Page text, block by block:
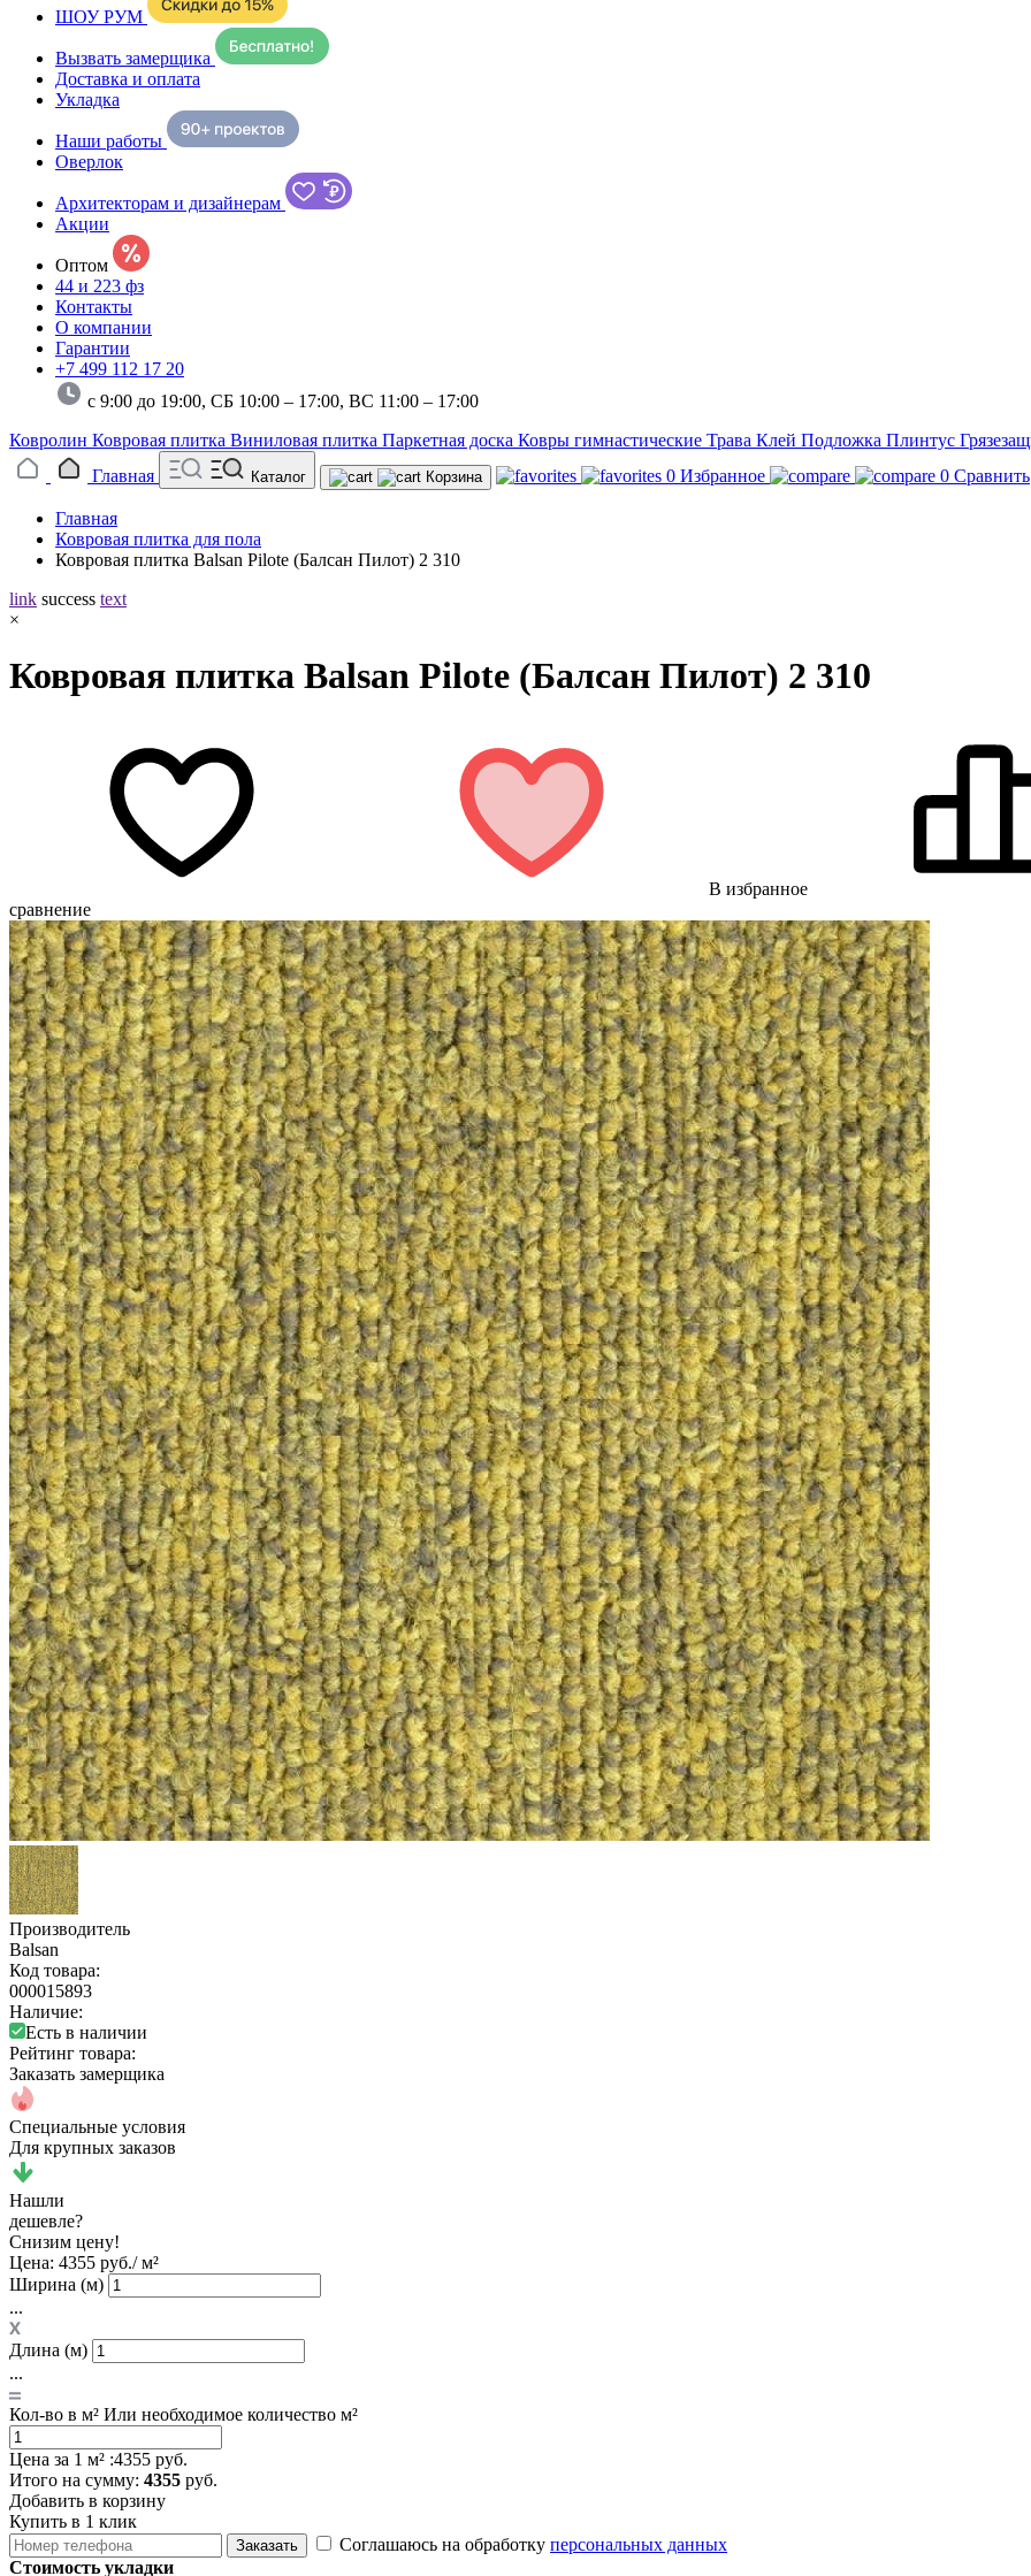
ШОУ РУМ
Вызвать замерщика
Доставка и оплата
Укладка
Наши работы
Оверлок
Архитекторам и дизайнерам
Акции
Оптом
44 и 223 фз
Контакты
О компании
Гарантии
+7 499 112 17 20
с 9:00 до 19:00, СБ 10:00 – 17:00, ВС 11:00 – 17:00
Ковролин Ковровая плитка Виниловая плитка Паркетная доска Ковры гимнастические Трава Клей Подложка Плинтус
Главная
Каталог Корзина 0 Избранное 0 Сравнить
Главная
Ковровая плитка для пола
Ковровая плитка Balsan Pilote (Балсан Пилот) 2 310
link success text
×
Ковровая плитка Balsan Pilote (Балсан Пилот) 2 310
В избранное
сравнение
Производитель
Balsan
Код товара:
000015893
Наличие:
Есть в наличии
Рейтинг товара:
Заказать замерщика
Специальные условия
Для крупных заказов
Нашли
дешевле?
Снизим цену!
Цена: 4355 руб./ м²
Ширина (м)
...
Длина (м)
...
Кол-во в м² Или необходимое количество м²
Цена за 1 м² :4355 руб.
Итого на сумму: 4355 руб.
Добавить в корзину
Купить в 1 клик
Заказать Соглашаюсь на обработку персональных данных
Стоимость укладки